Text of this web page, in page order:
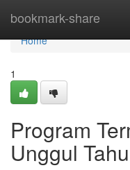
bookmark-share
Home
Home
1
Program
Unggul